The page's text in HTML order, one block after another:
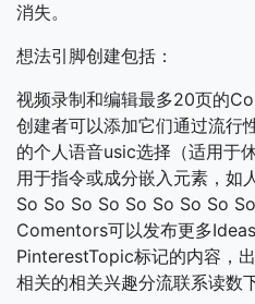
消失。
想法引脚创建包括：
视频录制和编辑最多20页的
创建者可以添加它们通过流行
的个人语音usic选择（适用于
用于指令或成分嵌入元素，如
So So So So So So So So
Comentors可以发布更多
PinterestTopic标记的内容，
相关的相关兴趣分流联系读数